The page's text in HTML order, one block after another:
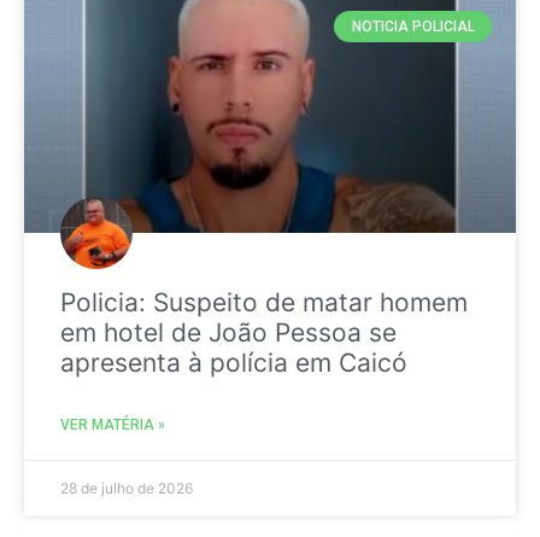
NOTICIA POLICIAL
Policia: Suspeito de matar homem
em hotel de João Pessoa se
apresenta à polícia em Caicó
VER MATÉRIA »
28 de julho de 2026